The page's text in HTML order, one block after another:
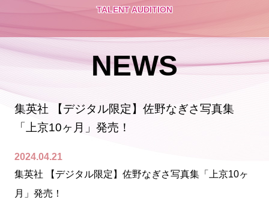
TALENT AUDITION
NEWS
集英社 【デジタル限定】佐野なぎさ写真集
「上京10ヶ月」発売！
2024.04.21
集英社 【デジタル限定】佐野なぎさ写真集「上京10ヶ
月」発売！